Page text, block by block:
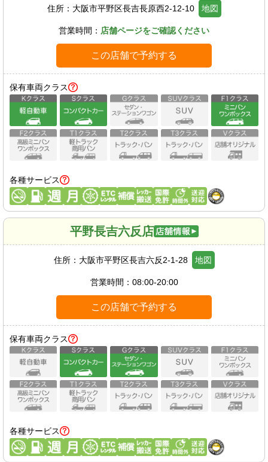
住所： 大阪市平野区長吉長原西2-12-10 地図
営業時間： 店舗ページをご確認ください
この店舗で予約する
保有車両クラス
各種サービス
平野長吉六反店
住所： 大阪市平野区長吉六反2-1-28 地図
営業時間： 08:00-20:00
この店舗で予約する
保有車両クラス
各種サービス